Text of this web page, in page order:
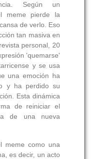
Según un
meme pierde la
de verlo. Eso
tan masiva en
personal, 20
'quemarse'
y se usa
una emoción ha
y ha perdido su
Esta dinámica
de reiniciar el
de una nueva
meme como una
es decir, un acto